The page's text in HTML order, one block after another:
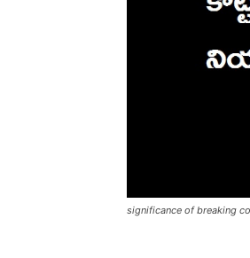
significance of breaking